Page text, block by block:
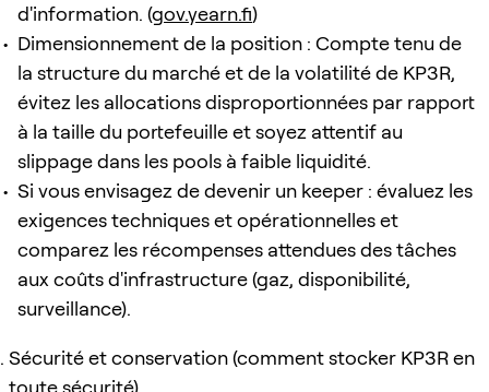
d'information. (gov.yearn.fi)
Dimensionnement de la position : Compte tenu de
la structure du marché et de la volatilité de KP3R,
évitez les allocations disproportionnées par rapport
à la taille du portefeuille et soyez attentif au
slippage dans les pools à faible liquidité.
Si vous envisagez de devenir un keeper : évaluez les
exigences techniques et opérationnelles et
comparez les récompenses attendues des tâches
aux coûts d'infrastructure (gaz, disponibilité,
surveillance).
Sécurité et conservation (comment stocker KP3R en
toute sécurité)